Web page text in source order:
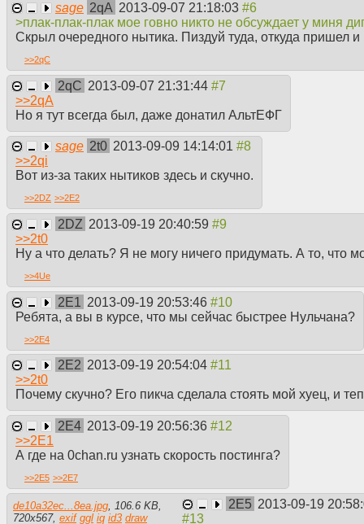
sage 2qA 2013-09-07 21:18:03
>плак-плак-плак мое говно никто не обсуждает у миня
Скрыл очередного нытика. Пиздуй туда, откуда пришел и
>>2qC
2qC 2013-09-07 21:31:44
>>2qA
Но я тут всегда был, даже донатил АльтЕФГ
sage 2t0 2013-09-09 14:14:01
>>2qi
Вот из-за таких нытиков здесь и скучно.
>>2DZ >>2E2
2DZ 2013-09-19 20:40:59
>>2t0
Ну а что делать? Я не могу ничего придумать. А то, что
>>4Ue
2E1 2013-09-19 20:53:46
Ребята, а вы в курсе, что мы сейчас быстрее Нульчана?
>>2E4
2E2 2013-09-19 20:54:04
>>2t0
Почему скучно? Его пикча сделала стоять мой хуец, и
2E4 2013-09-19 20:56:36
>>2E1
А где на 0chan.ru узнать скорость постинга?
>>2E5 >>2E7
de10a32ec...8ea.jpg 106.6 KB
720x567, exif ggl iq id3 draw
2E5 2013-09-19